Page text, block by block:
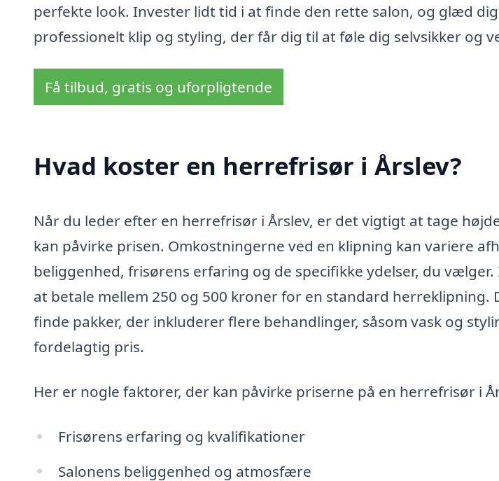
perfekte look. Invester lidt tid i at finde den rette salon, og glæd
professionelt klip og styling, der får dig til at føle dig selvsikker og
Få tilbud, gratis og uforpligtende
Hvad koster en herrefrisør i Årslev?
Når du leder efter en herrefrisør i Årslev, er det vigtigt at tage
kan påvirke prisen. Omkostningerne ved en klipning kan variere
beliggenhed, frisørens erfaring og de specifikke ydelser, du
at betale mellem 250 og 500 kroner for en standard herreklipning.
finde pakker, der inkluderer flere behandlinger, såsom vask og
fordelagtig pris.
Her er nogle faktorer, der kan påvirke priserne på en herrefrisør i
Frisørens erfaring og kvalifikationer
Salonens beliggenhed og atmosfære